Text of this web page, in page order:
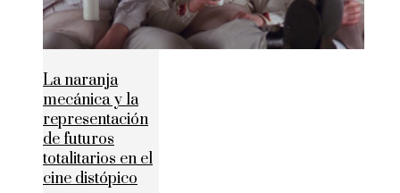
La naranja
mecánica y la
representación
de futuros
totalitarios en el
cine distópico